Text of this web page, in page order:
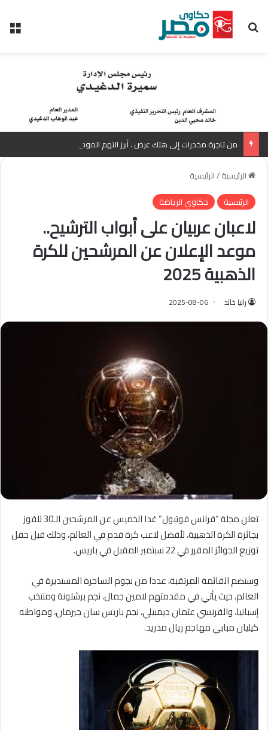
بحث عن
الرئيسية/الرئيسية
الرئيسية
حكاوي الرياضة
لاعبان عربيان على أبواب الترشيح..
موعد الإعلان عن المرشحين للكرة
الذهبية 2025
رانيا خالد 2025-08-06
تعلن مجلة “فرانس فوتبول” غدا الخميس عن المرشحين الـ30 للفوز
بجائزة الكرة الذهبية، لأفضل لاعب كرة قدم في العالم، وذلك قبل حفل
توزيع الجوائز المقرر في 22 سبتمبر المقبل في باريس.
وستضم القائمة المرتقبة، عددا من نجوم الساحرة المستديرة في
العالم، حيث يأتي في مقدمتهم لامين جمال، نجم برشلونة ومنتخب
إسبانيا، والفرنسي عثمان ديمبيلي، نجم باريس سان جيرمان، ومواطنه
كيليان مبابي مهاجم ريال مدريد.